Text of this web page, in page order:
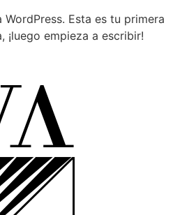
Esta es tu primera
¡luego empieza a escribir!